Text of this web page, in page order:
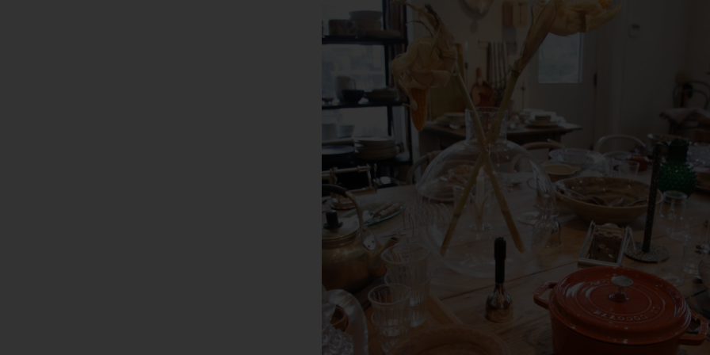
Verantwortlicher im Sinne der Datenschutz-Grundverordnung, sonstiger in
den Mitgliedstaaten der Europäischen Union geltenden
und anderer Bestimmungen mit datenschutzrechtlichem Charakter ist:
Röda Hus
Marcus Klose
Beckedorfer Straße 9a
28755 Bremen - Deutschland
Telefon: 0421-83000770
Fax: 0421-83000779
E-Mail:
UST-ID: DE254087433
Cookies
Die Internetseiten verwenden Cookies. Cookies sind Textdateien, welche
über einen Internetbrowser auf einem Computersystem abgelegt und